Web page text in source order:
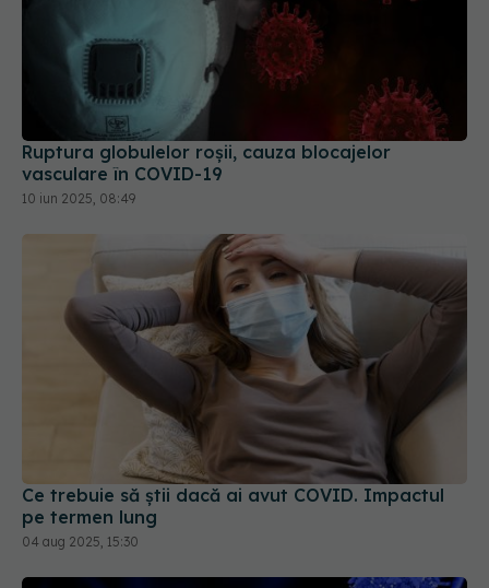
Ruptura globulelor roșii, cauza blocajelor
vasculare în COVID-19
10 iun 2025, 08:49
Ce trebuie să știi dacă ai avut COVID. Impactul
pe termen lung
04 aug 2025, 15:30